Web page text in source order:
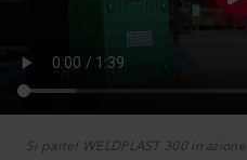
Si parte! WELDPLAST 300 in azione